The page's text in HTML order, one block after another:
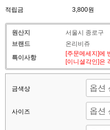
적립금 3,800원
원산지
서울시 종로구
브랜드
온리비쥬
특이사항
[주문메세지]에
[이니셜각인]은
금색상
사이즈